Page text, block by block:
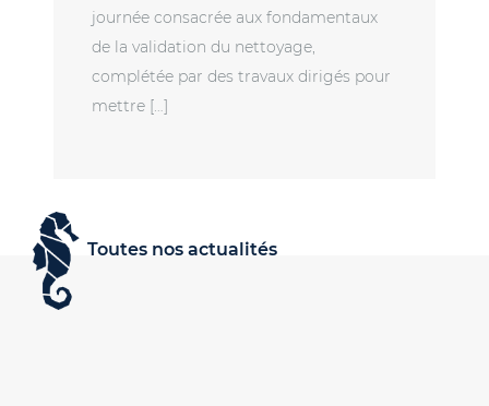
journée consacrée aux fondamentaux
de la validation du nettoyage,
complétée par des travaux dirigés pour
mettre […]
Toutes nos actualités